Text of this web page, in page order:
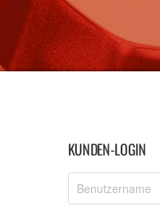
KUNDEN-LOGIN